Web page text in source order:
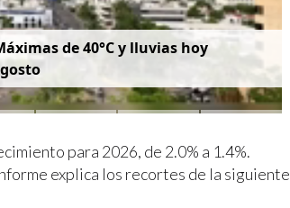
de 40°C y lluvias hoy
para 2026, de 2.0% a 1.4%.
explica los recortes de la siguiente